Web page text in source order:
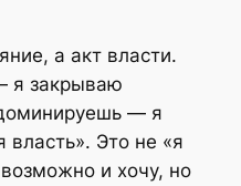
а акт власти.
я закрываю
— я
власть». Это не «я
и хочу, но